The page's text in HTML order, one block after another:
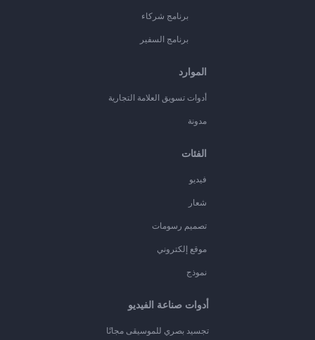
برنامج شركاء
برنامج السفير
الموارد
أدوات تسويق العلامة التجارية
مدونة
الفئات
فيديو
شعار
تصميم رسومات
موقع إلكتروني
نموذج
أدوات صناعة الفيديو
تجسيد بصري للموسيقى مجانًا